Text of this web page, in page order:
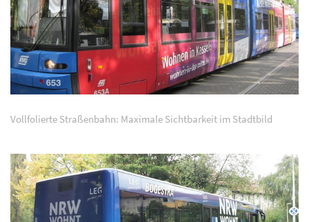
Vollfolierte Straßenbahn: Maximale Sichtbarkeit im Stadtbild